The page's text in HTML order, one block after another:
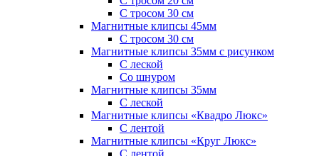
С тросом 30 см
Магнитные клипсы 45мм
С тросом 30 см
Магнитные клипсы 35мм с рисунком
С леской
Со шнуром
Магнитные клипсы 35мм
С леской
Магнитные клипсы «Квадро Люкс»
С лентой
Магнитные клипсы «Круг Люкс»
С лентой